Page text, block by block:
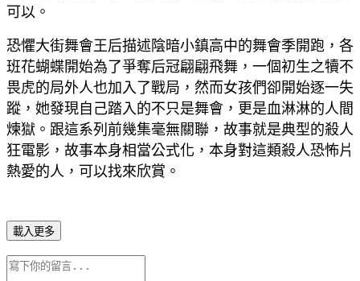
可以。
恐懼大街舞會王后描述陰暗小鎮高中的舞會季開跑，各
班花蝴蝶開始為了爭奪后冠翩翩飛舞，一個初生之犢不
畏虎的局外人也加入了戰局，然而女孩們卻開始逐一失
蹤，她發現自己踏入的不只是舞會，更是血淋淋的人間
煉獄。跟這系列前幾集毫無關聯，故事就是典型的殺人
狂電影，故事本身相當公式化，本身對這類殺人恐怖片
熱愛的人，可以找來欣賞。
載入更多